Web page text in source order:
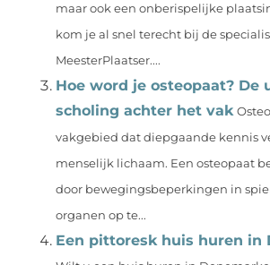
maar ook een onberispelijke
kom je al snel terecht bij de
MeesterPlaatser....
Hoe word je osteopaat? De
scholing achter het vak
vakgebied dat diepgaande kennis
menselijk lichaam. Een osteopaat
door bewegingsbeperkingen in
organen op te...
Een pittoresk huis huren in